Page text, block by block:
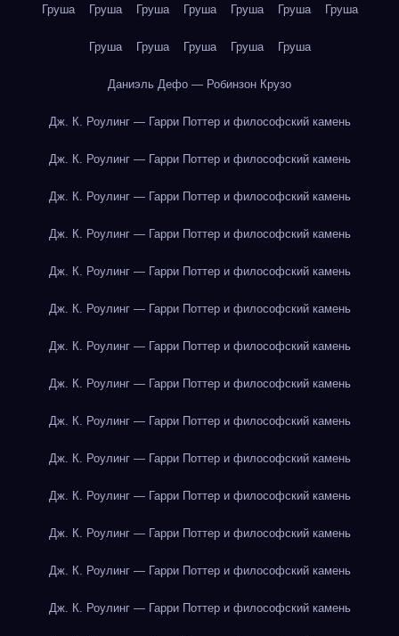
Груша Груша Груша Груша Груша Груша Груша
Груша Груша Груша Груша Груша
Даниэль Дефо — Робинзон Крузо
Дж. К. Роулинг — Гарри Поттер и философский камень
Дж. К. Роулинг — Гарри Поттер и философский камень
Дж. К. Роулинг — Гарри Поттер и философский камень
Дж. К. Роулинг — Гарри Поттер и философский камень
Дж. К. Роулинг — Гарри Поттер и философский камень
Дж. К. Роулинг — Гарри Поттер и философский камень
Дж. К. Роулинг — Гарри Поттер и философский камень
Дж. К. Роулинг — Гарри Поттер и философский камень
Дж. К. Роулинг — Гарри Поттер и философский камень
Дж. К. Роулинг — Гарри Поттер и философский камень
Дж. К. Роулинг — Гарри Поттер и философский камень
Дж. К. Роулинг — Гарри Поттер и философский камень
Дж. К. Роулинг — Гарри Поттер и философский камень
Дж. К. Роулинг — Гарри Поттер и философский камень